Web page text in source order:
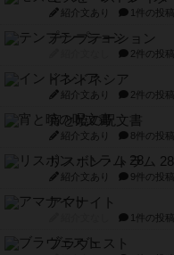
紹介文あり 1件の投稿
テンプテーション
2件の投稿
インドネシア
紹介文あり 2件の投稿
宵と暁の呪文書
紹介文あり 8件の投稿
リスボン・トラム 28
紹介文あり 9件の投稿
アマナイト
1件の投稿
ブラヴェスト